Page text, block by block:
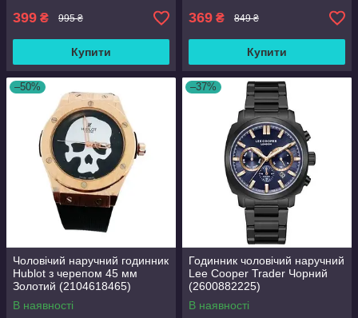
399 ₴ 995 ₴
Купити
369 ₴ 849 ₴
Купити
–50%
Чоловічий наручний годинник
Hublot з черепом 45 мм
Золотий (2104618465)
В наявності
–37%
Годинник чоловічий наручний
Lee Cooper Trader Чорний
(2600882225)
В наявності